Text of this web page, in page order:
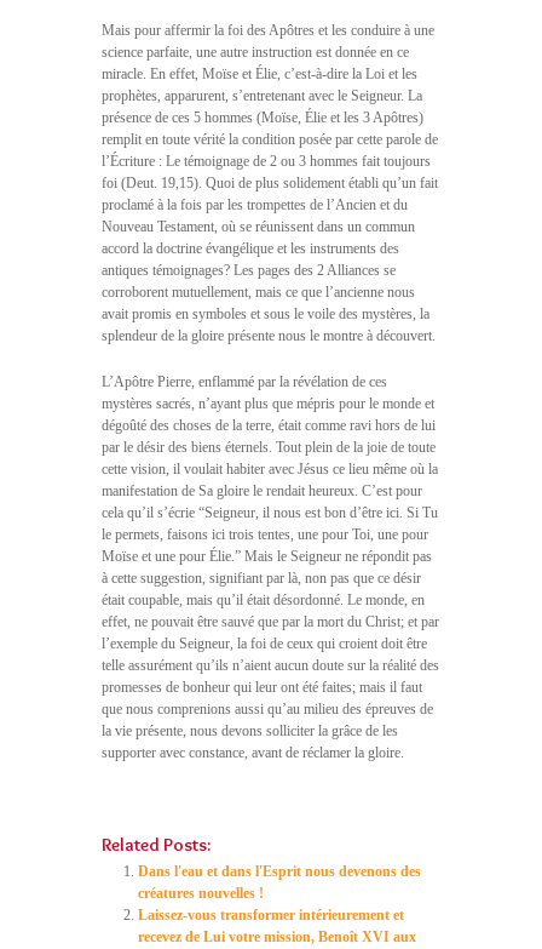
Mais pour affermir la foi des Apôtres et les conduire à une
science parfaite, une autre instruction est donnée en ce
miracle. En effet, Moïse et Élie, c’est-à-dire la Loi et les
prophètes, apparurent, s’entretenant avec le Seigneur. La
présence de ces 5 hommes (Moïse, Élie et les 3 Apôtres)
remplit en toute vérité la condition posée par cette parole de
l’Écriture : Le témoignage de 2 ou 3 hommes fait toujours
foi (Deut. 19,15). Quoi de plus solidement établi qu’un fait
proclamé à la fois par les trompettes de l’Ancien et du
Nouveau Testament, où se réunissent dans un commun
accord la doctrine évangélique et les instruments des
antiques témoignages? Les pages des 2 Alliances se
corroborent mutuellement, mais ce que l’ancienne nous
avait promis en symboles et sous le voile des mystères, la
splendeur de la gloire présente nous le montre à découvert.
L’Apôtre Pierre, enflammé par la révélation de ces
mystères sacrés, n’ayant plus que mépris pour le monde et
dégoûté des choses de la terre, était comme ravi hors de lui
par le désir des biens éternels. Tout plein de la joie de toute
cette vision, il voulait habiter avec Jésus ce lieu même où la
manifestation de Sa gloire le rendait heureux. C’est pour
cela qu’il s’écrie “Seigneur, il nous est bon d’être ici. Si Tu
le permets, faisons ici trois tentes, une pour Toi, une pour
Moïse et une pour Élie.” Mais le Seigneur ne répondit pas
à cette suggestion, signifiant par là, non pas que ce désir
était coupable, mais qu’il était désordonné. Le monde, en
effet, ne pouvait être sauvé que par la mort du Christ; et par
l’exemple du Seigneur, la foi de ceux qui croient doit être
telle assurément qu’ils n’aient aucun doute sur la réalité des
promesses de bonheur qui leur ont été faites; mais il faut
que nous comprenions aussi qu’au milieu des épreuves de
la vie présente, nous devons solliciter la grâce de les
supporter avec constance, avant de réclamer la gloire.
Related Posts:
Dans l'eau et dans l'Esprit nous devenons des
créatures nouvelles !
Laissez-vous transformer intérieurement et
recevez de Lui votre mission, Benoît XVI aux